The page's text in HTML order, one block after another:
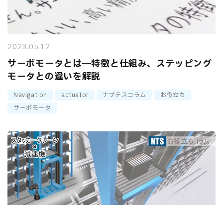
2023.05.12
サーボモータとは―特徴と仕組み、ステッピング
モータとの違いを解説
Navigation actuator ナブテスコラム
お役立ち
サーボモータ